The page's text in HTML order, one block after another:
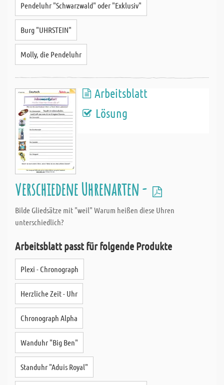
Pendeluhr "Schwarzwald" oder "Exklusiv"
Burg "UHRSTEIN"
Molly, die Pendeluhr
Arbeitsblatt
Lösung
verschiedene Uhrenarten -
Bilde Gliedsätze mit "weil" Warum heißen diese Uhren
unterschiedlich?
Arbeitsblatt passt für folgende Produkte
Plexi - Chronograph
Herzliche Zeit - Uhr
Chronograph Alpha
Wanduhr "Big Ben"
Standuhr "Aduis Royal"